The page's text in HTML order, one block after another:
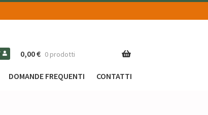
0,00€ 0 prodotti
DOMANDE FREQUENTI CONTATTI